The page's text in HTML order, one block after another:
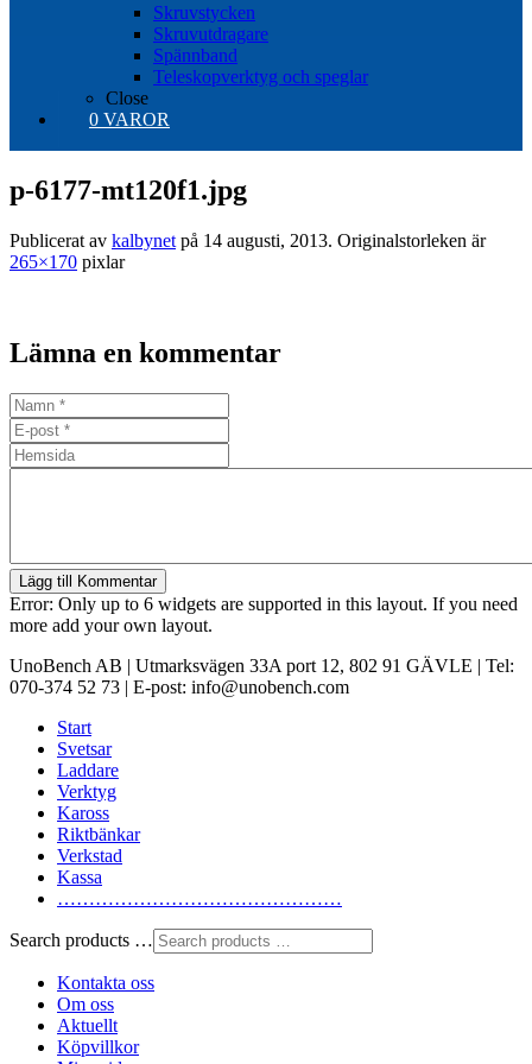
Skruvstycken
Skruvutdragare
Spännband
Teleskopverktyg och speglar
Close
0 VAROR
p-6177-mt120f1.jpg
Publicerat av kalbynet på 14 augusti, 2013. Originalstorleken är
265×170 pixlar
Lämna en kommentar
Lägg till Kommentar
Error: Only up to 6 widgets are supported in this layout. If you need
more add your own layout.
UnoBench AB | Utmarksvägen 33A port 12, 802 91 GÄVLE | Tel:
070-374 52 73 | E-post: info@unobench.com
Start
Svetsar
Laddare
Verktyg
Kaross
Riktbänkar
Verkstad
Kassa
………………………………………
Search products …
Kontakta oss
Om oss
Aktuellt
Köpvillkor